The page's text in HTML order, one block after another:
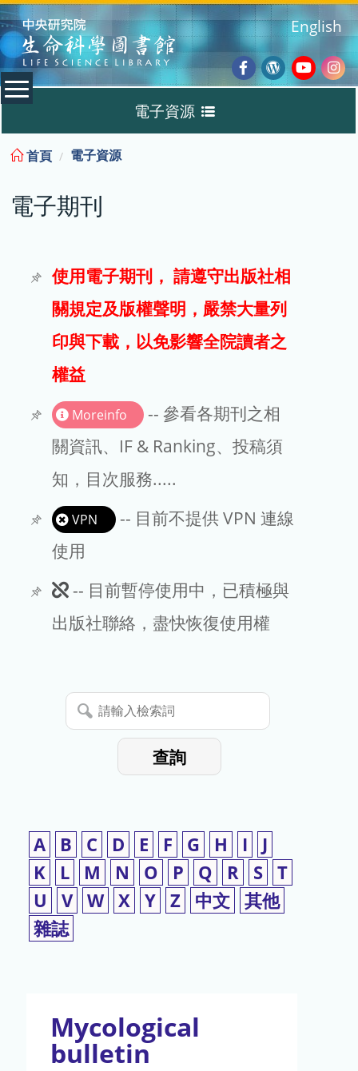
:::
Facebook
Wordpress
English
電子資源
電子期刊
試用
文章處理費
EndNote
首頁 電子資源
電子期刊
使用電子期刊， 請遵守出版社相
關規定及版權聲明，嚴禁大量列
印與下載，以免影響全院讀者之
權益
Moreinfo
-- 參看各期刊之相
關資訊、IF & Ranking、投稿須
知，目次服務.....
VPN
-- 目前不提供 VPN 連線
使用
此
期
暫
停
-- 目前暫停使用中，已積極與
出版社聯絡，盡快恢復使用權
請
輸
查詢
A B C D E F G H I
J
K
L M N O P Q R S T
U
V W X Y Z 中文 其他
雜誌
Mycological
bulletin